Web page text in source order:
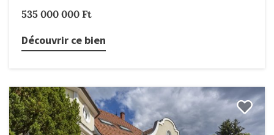
535 000 000 Ft
Découvrir ce bien